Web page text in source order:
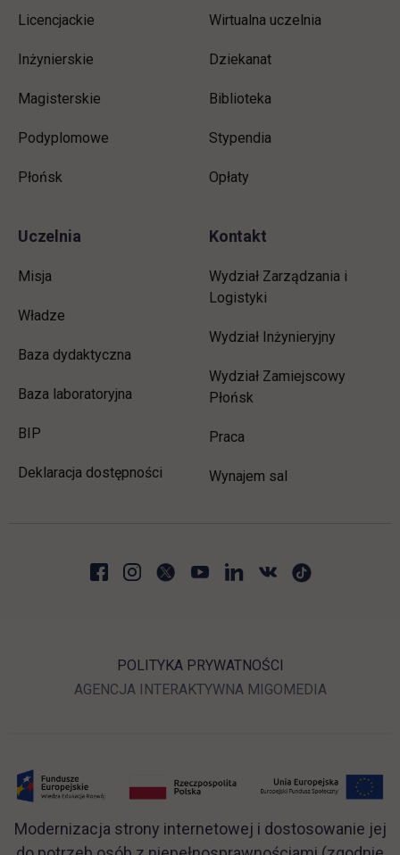
Licencjackie
Inżynierskie
Magisterskie
Podyplomowe
Płońsk
Wirtualna uczelnia
Dziekanat
Biblioteka
Stypendia
Opłaty
Uczelnia
Misja
Władze
Baza dydaktyczna
Baza laboratoryjna
BIP link otwiera się w nowej karcie
Deklaracja dostępności
Kontakt
Wydział Zarządzania i
Logistyki
Wydział Inżynieryjny
Wydział Zamiejscowy
Płońsk
Praca
Wynajem sal
POLITYKA PRYWATNOŚCI
AGENCJA INTERAKTYWNALINK OTWIERA SIĘ W
MIGOMEDIALINK
Modernizacja strony internetowej i dostosowanie jej